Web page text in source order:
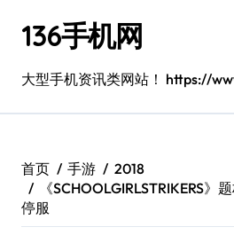
136手机网
大型手机资讯类网站！ https://
首页 手游
2018
《SCHOOLGIRLSTRIKERS》
停服